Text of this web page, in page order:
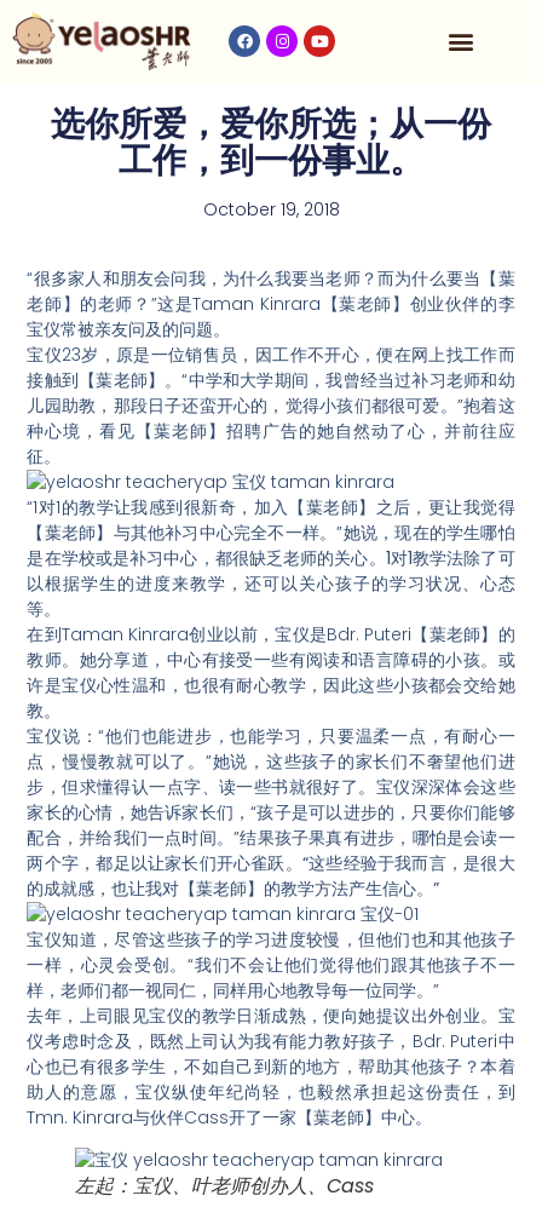
选你所爱，爱你所选；从一份
工作，到一份事业。
October 19, 2018
“很多家人和朋友会问我，为什么我要当老师？而为什么要当【葉
老師】的老师？”这是Taman Kinrara【葉老師】创业伙伴的李
宝仪常被亲友问及的问题。
宝仪23岁，原是一位销售员，因工作不开心，便在网上找工作而
接触到【葉老師】。“中学和大学期间，我曾经当过补习老师和幼
儿园助教，那段日子还蛮开心的，觉得小孩们都很可爱。”抱着这
种心境，看见【葉老師】招聘广告的她自然动了心，并前往应
征。
“1对1的教学让我感到很新奇，加入【葉老師】之后，更让我觉得
【葉老師】与其他补习中心完全不一样。”她说，现在的学生哪怕
是在学校或是补习中心，都很缺乏老师的关心。1对1教学法除了可
以根据学生的进度来教学，还可以关心孩子的学习状况、心态
等。
在到Taman Kinrara创业以前，宝仪是Bdr. Puteri【葉老師】的
教师。她分享道，中心有接受一些有阅读和语言障碍的小孩。或
许是宝仪心性温和，也很有耐心教学，因此这些小孩都会交给她
教。
宝仪说：“他们也能进步，也能学习，只要温柔一点，有耐心一
点，慢慢教就可以了。”她说，这些孩子的家长们不奢望他们进
步，但求懂得认一点字、读一些书就很好了。宝仪深深体会这些
家长的心情，她告诉家长们，“孩子是可以进步的，只要你们能够
配合，并给我们一点时间。”结果孩子果真有进步，哪怕是会读一
两个字，都足以让家长们开心雀跃。“这些经验于我而言，是很大
的成就感，也让我对【葉老師】的教学方法产生信心。”
宝仪知道，尽管这些孩子的学习进度较慢，但他们也和其他孩子
一样，心灵会受创。“我们不会让他们觉得他们跟其他孩子不一
样，老师们都一视同仁，同样用心地教导每一位同学。”
去年，上司眼见宝仪的教学日渐成熟，便向她提议出外创业。宝
仪考虑时念及，既然上司认为我有能力教好孩子，Bdr. Puteri中
心也已有很多学生，不如自己到新的地方，帮助其他孩子？本着
助人的意愿，宝仪纵使年纪尚轻，也毅然承担起这份责任，到
Tmn. Kinrara与伙伴Cass开了一家【葉老師】中心。
左起：宝仪、叶老师创办人、Cass